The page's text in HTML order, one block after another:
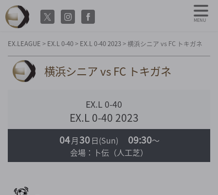
EX.LEAGUE > EX.L 0-40> EX.L 0-40 2023>横浜シニア vs FC トキガネ
横浜シニア vs FC トキガネ
EX.L 0-40
EX.L 0-40 2023
04月30 日(Sun) 09:30～
会場：卜伝（人工芝）
MENU